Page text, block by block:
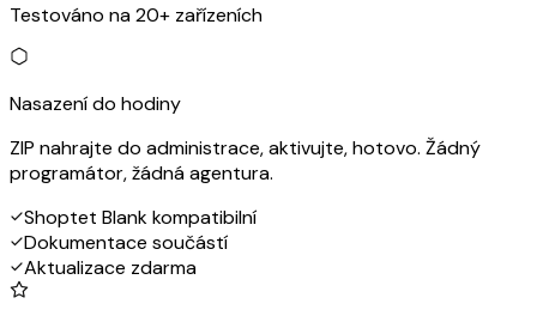
Testováno na 20+ zařízeních
Nasazení do hodiny
ZIP nahrajte do administrace, aktivujte, hotovo. Žádný
programátor, žádná agentura.
Shoptet Blank kompatibilní
Dokumentace součástí
Aktualizace zdarma